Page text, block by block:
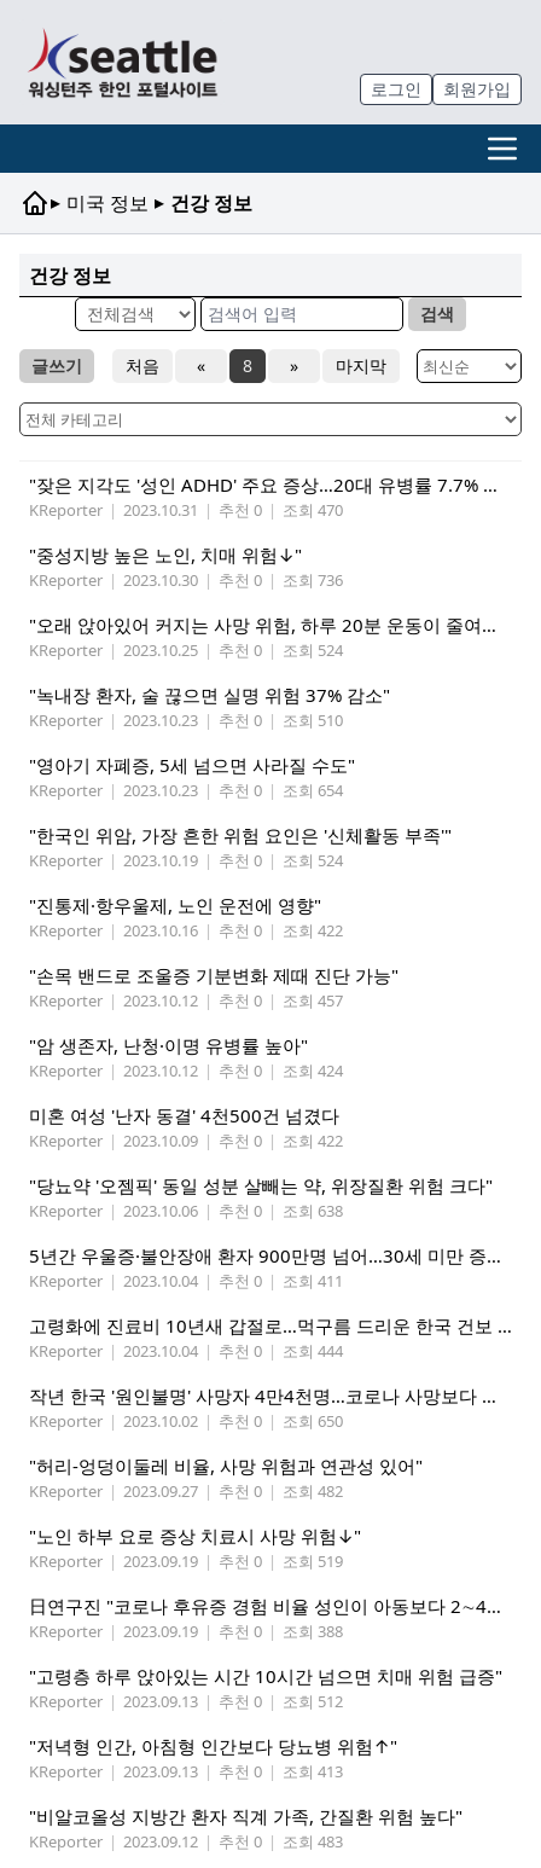
로그인 회원가입
▸ 미국 정보 ▸ 건강 정보
건강 정보
검색
글쓰기 처음 « 8 » 마지막
"잦은 지각도 '성인 ADHD' 주요 증상…20대 유병률 7.7% 최고"
KReporter | 2023.10.31 | 추천 0 | 조회 470
"중성지방 높은 노인, 치매 위험↓"
KReporter | 2023.10.30 | 추천 0 | 조회 736
"오래 앉아있어 커지는 사망 위험, 하루 20분 운동이 줄여준다"
KReporter | 2023.10.25 | 추천 0 | 조회 524
"녹내장 환자, 술 끊으면 실명 위험 37% 감소"
KReporter | 2023.10.23 | 추천 0 | 조회 510
"영아기 자폐증, 5세 넘으면 사라질 수도"
KReporter | 2023.10.23 | 추천 0 | 조회 654
"한국인 위암, 가장 흔한 위험 요인은 '신체활동 부족'"
KReporter | 2023.10.19 | 추천 0 | 조회 524
"진통제·항우울제, 노인 운전에 영향"
KReporter | 2023.10.16 | 추천 0 | 조회 422
"손목 밴드로 조울증 기분변화 제때 진단 가능"
KReporter | 2023.10.12 | 추천 0 | 조회 457
"암 생존자, 난청·이명 유병률 높아"
KReporter | 2023.10.12 | 추천 0 | 조회 424
미혼 여성 '난자 동결' 4천500건 넘겼다
KReporter | 2023.10.09 | 추천 0 | 조회 422
"당뇨약 '오젬픽' 동일 성분 살빼는 약, 위장질환 위험 크다"
KReporter | 2023.10.06 | 추천 0 | 조회 638
5년간 우울증·불안장애 환자 900만명 넘어…30세 미만 증가세
KReporter | 2023.10.04 | 추천 0 | 조회 411
고령화에 진료비 10년새 갑절로…먹구름 드리운 한국 건보 재정
KReporter | 2023.10.04 | 추천 0 | 조회 444
작년 한국 '원인불명' 사망자 4만4천명…코로나 사망보다 많아
KReporter | 2023.10.02 | 추천 0 | 조회 650
"허리-엉덩이둘레 비율, 사망 위험과 연관성 있어"
KReporter | 2023.09.27 | 추천 0 | 조회 482
"노인 하부 요로 증상 치료시 사망 위험↓"
KReporter | 2023.09.19 | 추천 0 | 조회 519
日연구진 "코로나 후유증 경험 비율 성인이 아동보다 2∼4배↑"
KReporter | 2023.09.19 | 추천 0 | 조회 388
"고령층 하루 앉아있는 시간 10시간 넘으면 치매 위험 급증"
KReporter | 2023.09.13 | 추천 0 | 조회 512
"저녁형 인간, 아침형 인간보다 당뇨병 위험↑"
KReporter | 2023.09.13 | 추천 0 | 조회 413
"비알코올성 지방간 환자 직계 가족, 간질환 위험 높다"
KReporter | 2023.09.12 | 추천 0 | 조회 483